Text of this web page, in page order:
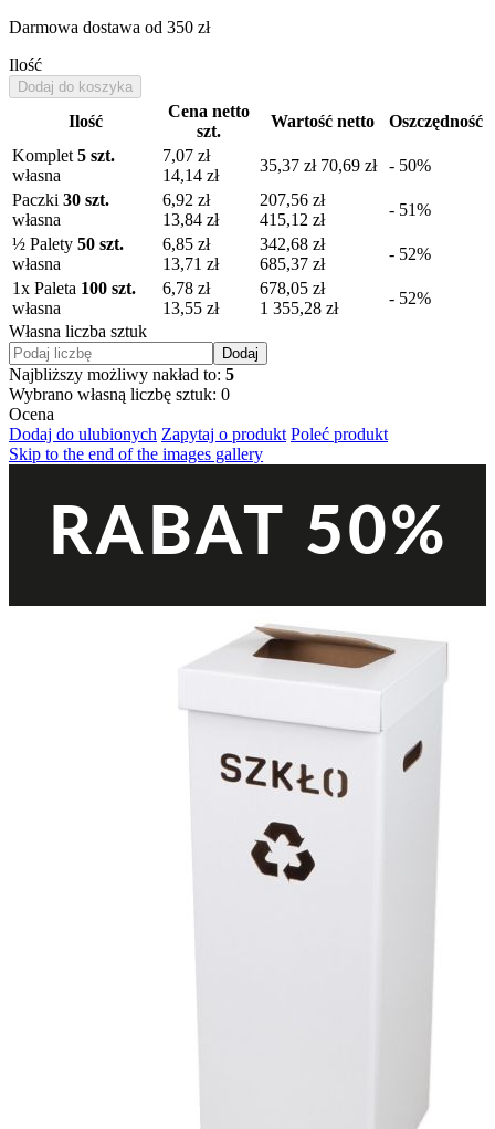
Darmowa dostawa od 350 zł
Ilość
Dodaj do koszyka
Ilość
Cena netto
szt.
Wartość netto
Oszczędność
Komplet 5 szt.
własna
7,07 zł
14,14 zł
35,37 zł 70,69 zł
- 50%
Paczki 30 szt.
własna
6,92 zł
13,84 zł
207,56 zł
415,12 zł
- 51%
½ Palety 50 szt.
własna
6,85 zł
13,71 zł
342,68 zł
685,37 zł
- 52%
1x Paleta 100 szt.
własna
6,78 zł
13,55 zł
678,05 zł
1 355,28 zł
- 52%
Własna liczba sztuk
Dodaj
Najbliższy możliwy nakład to: 5
Wybrano własną liczbę sztuk: 0
Ocena
Dodaj do ulubionych Zapytaj o produkt Poleć produkt
Skip to the end of the images gallery